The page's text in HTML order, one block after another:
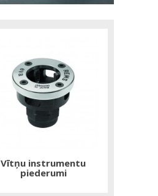
Vītņu instrumentu
piederumi